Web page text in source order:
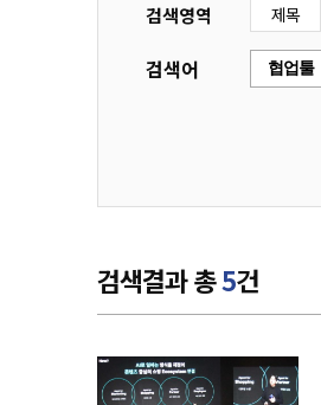
검색영역 제목
검색어
검색결과 총5건